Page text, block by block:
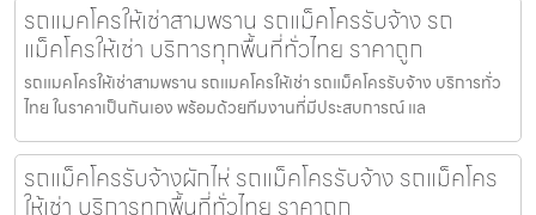
รถแมคโครให้เช่าสามพราน รถแม็คโครรับจ้าง รถ
แม็คโครให้เช่า บริการทุกพื้นที่ทั่วไทย ราคาถูก
รถแมคโครให้เช่าสามพราน รถแมคโครให้เช่า รถแม็คโครรับจ้าง บริการทั่ว
ไทย ในราคาเป็นกันเอง พร้อมด้วยทีมงานที่มีประสบการณ์ แล
รถแม็คโครรับจ้างผักไห่ รถแม็คโครรับจ้าง รถแม็คโคร
ให้เช่า บริการทุกพื้นที่ทั่วไทย ราคาถูก